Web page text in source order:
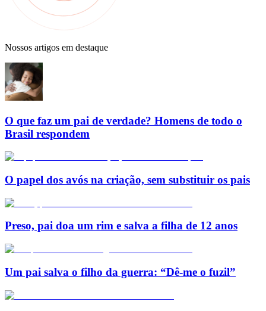
Nossos artigos em destaque
O que faz um pai de verdade? Homens de todo o
Brasil respondem
O papel dos avós na criação, sem substituir os pais
Preso, pai doa um rim e salva a filha de 12 anos
Um pai salva o filho da guerra: “Dê-me o fuzil”